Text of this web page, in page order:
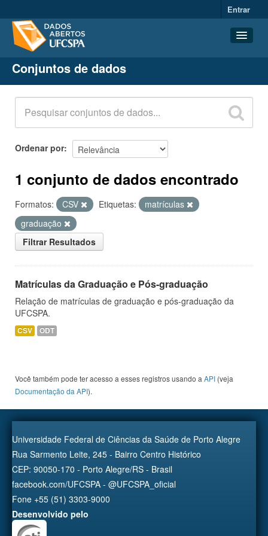
Entrar
Conjuntos de dados
Organizações
Grupos
Sobre
Conjuntos de dados
Ordenar por
1 conjunto de dados encontrado
Formatos: CSV Etiquetas:
matrículas
graduação
Filtrar Resultados
Matrículas da Graduação e Pós-graduação
Relação de matrículas de graduação e pós-graduação da
UFCSPA.
CSV ODT
Você também pode ter acesso a esses registros usando a API (veja
Documentação da API).
Universidade Federal de Ciências da Saúde de Porto Alegre
Rua Sarmento Leite, 245 - Bairro Centro Histórico
CEP: 90050-170 - Porto Alegre/RS - Brasil
facebook.com/UFCSPA - @UFCSPA_oficial
Fone +55 (51) 3303-9000
Desenvolvido pelo